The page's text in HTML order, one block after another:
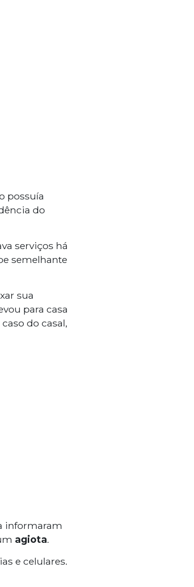
possuía
do
serviços há
semelhante
sua
para casa
do casal,
informaram
agiota.
e celulares.